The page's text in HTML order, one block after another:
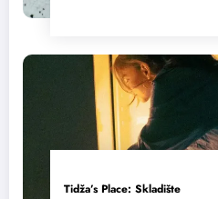
Tidža’s Place: Skladište